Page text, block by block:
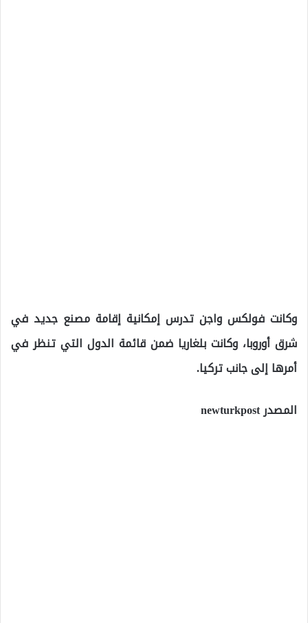
وكانت فولكس واجن تدرس إمكانية إقامة مصنع جديد في
شرق أوروبا، وكانت بلغاريا ضمن قائمة الدول التي تنظر في
أمرها إلى جانب تركيا.
المصدر newturkpost